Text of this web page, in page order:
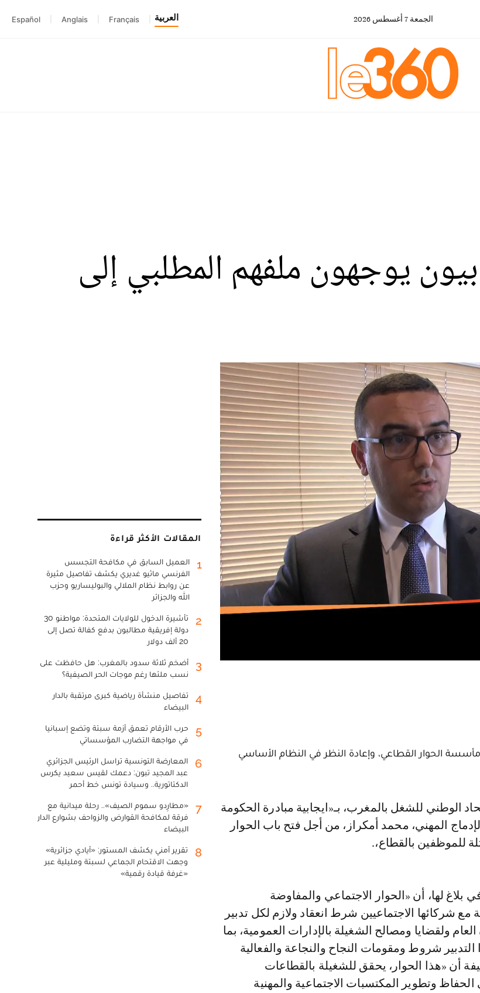
الجمعة 7 أغسطس 2026 العربية Français
Anglais
Español
يوجهون ملفهم المطلبي إلى
الحوار القطاعي، وإعادة النظر في النظام الأساسي
المهني، محمد أمكراز، من أجل فتح باب الحوار
للموظفين بالقطاع،.
بلاغ لها، أن «الحوار الاجتماعي والمفاوضة
مع شركائها الاجتماعيين شرط انعقاد ولازم لكل تدبير
ولقضايا ومصالح الشغيلة بالإدارات العمومية، بما
شروط ومقومات النجاح والنجاعة والفعالية
أن «هذا الحوار، يحقق للشغيلة بالقطاعات
وتطوير المكتسبات الاجتماعية والمهنية
المقالات الأكثر قراءة
1
العميل السابق في مكافحة التجسس
الفرنسي ماثيو غديري يكشف تفاصيل مثيرة
عن روابط نظام الملالي والبوليساريو وحزب
الله والجزائر
2
تأشيرة الدخول للولايات المتحدة: مواطنو 30
دولة إفريقية مطالبون بدفع كفالة تصل إلى
20 ألف دولار
3
أضخم ثلاثة سدود بالمغرب: هل حافظت على
نسب ملئها رغم موجات الحر الصيفية؟
4
تفاصيل منشأة رياضية كبرى مرتقبة بالدار
البيضاء
5
حرب الأرقام تعمق أزمة سبتة وتضع إسبانيا
في مواجهة التضارب المؤسساتي
6
المعارضة التونسية تراسل الرئيس الجزائري
عبد المجيد تبون: دعمك لقيس سعيد يكرس
الدكتاتورية.. وسيادة تونس خط أحمر
7
«مطارِدو سموم الصيف».. رحلة ميدانية مع
فرقة لمكافحة القوارض والزواحف بشوارع الدار
البيضاء
8
تقرير أمني يكشف المستور: «أيادي جزائرية»
وجهت الاقتحام الجماعي لسبتة ومليلية عبر
«غرفة قيادة رقمية»